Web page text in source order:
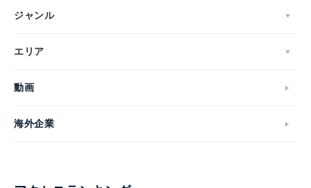
ジャンル
エリア
動画
海外企業